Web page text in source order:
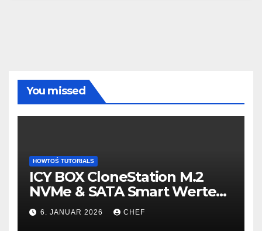
You missed
HOWTOŚ TUTORIALS
ICY BOX CloneStation M.2
NVMe & SATA Smart Werte
auslesen – so gehts!
6. JANUAR 2026 CHEF